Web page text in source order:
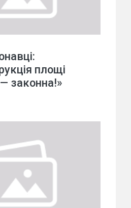
площі
законна!»